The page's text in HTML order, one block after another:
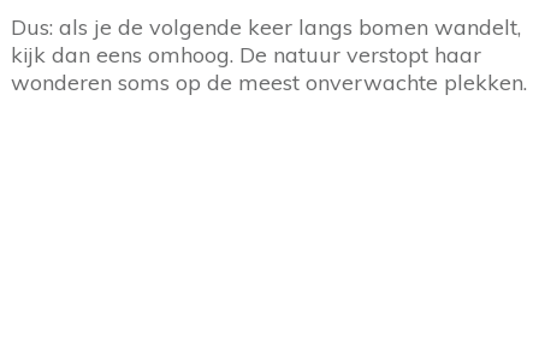
Dus: als je de volgende keer langs bomen wandelt,
kijk dan eens omhoog. De natuur verstopt haar
wonderen soms op de meest onverwachte plekken.